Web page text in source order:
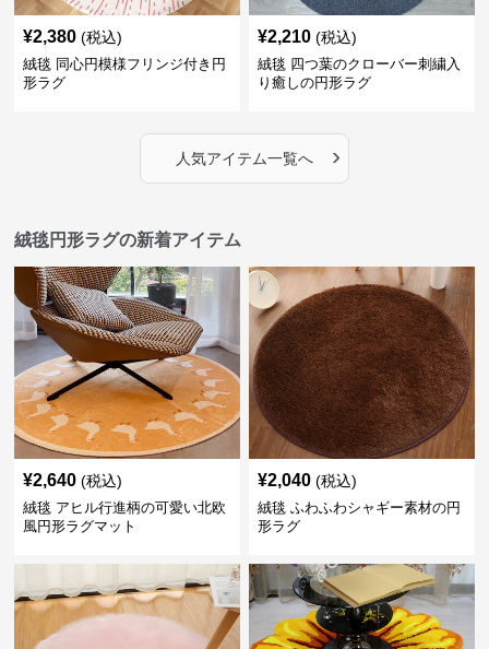
¥2,380 (税込)
絨毯 同心円模様フリンジ付き円
形ラグ
¥2,210 (税込)
絨毯 四つ葉のクローバー刺繍入
り癒しの円形ラグ
人気アイテム一覧へ ›
絨毯円形ラグの新着アイテム
¥2,640 (税込)
絨毯 アヒル行進柄の可愛い北欧
風円形ラグマット
¥2,040 (税込)
絨毯 ふわふわシャギー素材の円
形ラグ